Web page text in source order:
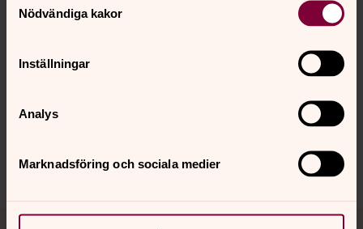
Nödvändiga kakor
Inställningar
Analys
Marknadsföring och sociala medier
Senast ändrad 15 september 2022
innehåll?
Dela
Tillbaka till toppen
Tillbaka till innehållet